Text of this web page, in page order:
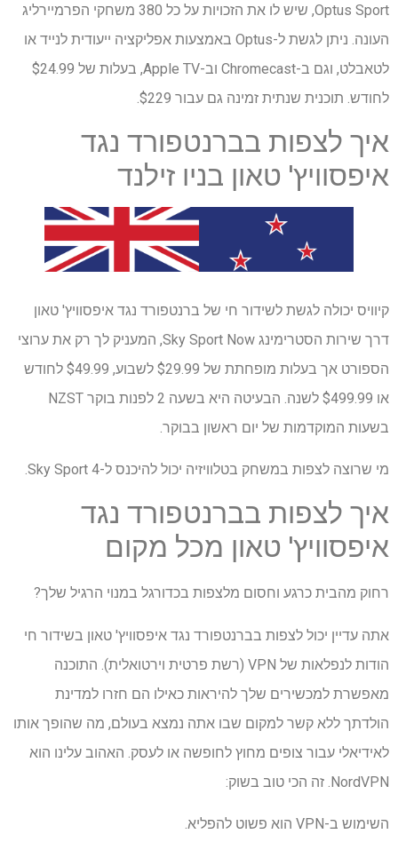
Optus Sport, שיש לו את הזכויות על כל 380 משחקי הפרמיירליג
העונה. ניתן לגשת ל-Optus באמצעות אפליקציה ייעודית לנייד או
לטאבלט, וגם ב-Chromecast וב-Apple TV, בעלות של $24.99
לחודש. תוכנית שנתית זמינה גם עבור $229.
איך לצפות בברנטפורד נגד
איפסוויץ' טאון בניו זילנד
קיוויס יכולה לגשת לשידור חי של ברנטפורד נגד איפסוויץ' טאון
דרך שירות הסטרימינג Sky Sport Now, המעניק לך רק את ערוצי
הספורט אך בעלות מופחתת של $29.99 לשבוע, $49.99 לחודש
או $499.99 לשנה. הבעיטה היא בשעה 2 לפנות בוקר NZST
בשעות המוקדמות של יום ראשון בבוקר.
מי שרוצה לצפות במשחק בטלוויזיה יכול להיכנס ל-Sky Sport 4.
איך לצפות בברנטפורד נגד
איפסוויץ' טאון מכל מקום
רחוק מהבית כרגע וחסום מלצפות בכדורגל במנוי הרגיל שלך?
אתה עדיין יכול לצפות בברנטפורד נגד איפסוויץ' טאון בשידור חי
הודות לנפלאות של VPN (רשת פרטית וירטואלית). התוכנה
מאפשרת למכשירים שלך להיראות כאילו הם חזרו למדינת
הולדתך ללא קשר למקום שבו אתה נמצא בעולם, מה שהופך אותו
לאידיאלי עבור צופים מחוץ לחופשה או לעסק. האהוב עלינו הוא
NordVPN. זה הכי טוב בשוק:
השימוש ב-VPN הוא פשוט להפליא.